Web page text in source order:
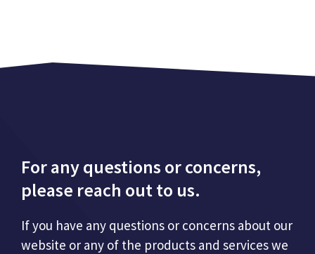
For any questions or concerns,
please reach out to us.
If you have any questions or concerns about our
website or any of the products and services we